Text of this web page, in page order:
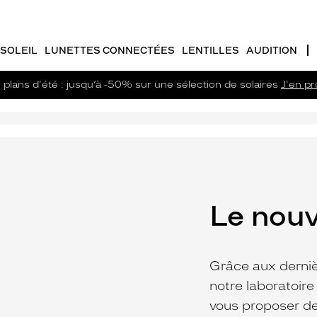
LUNETTES CONNECTÉES LENTILLES AUDITION
plans d'été : jusqu’à -50% sur une sélection de solaires J'en
Le
Grâce aux
notre laboratoire
vous proposer